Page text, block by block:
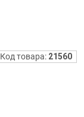
Код товара: 21560